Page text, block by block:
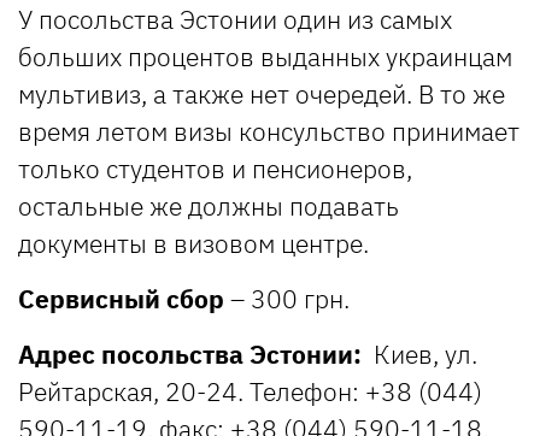
У посольства Эстонии один из самых
больших процентов выданных украинцам
мультивиз, а также нет очередей. В то же
время летом визы консульство принимает
только студентов и пенсионеров,
остальные же должны подавать
документы в визовом центре.
Сервисный сбор – 300 грн.
Адрес посольства Эстонии: Киев, ул.
Рейтарская, 20-24. Телефон: +38 (044)
590-11-19, факс: +38 (044) 590-11-18.